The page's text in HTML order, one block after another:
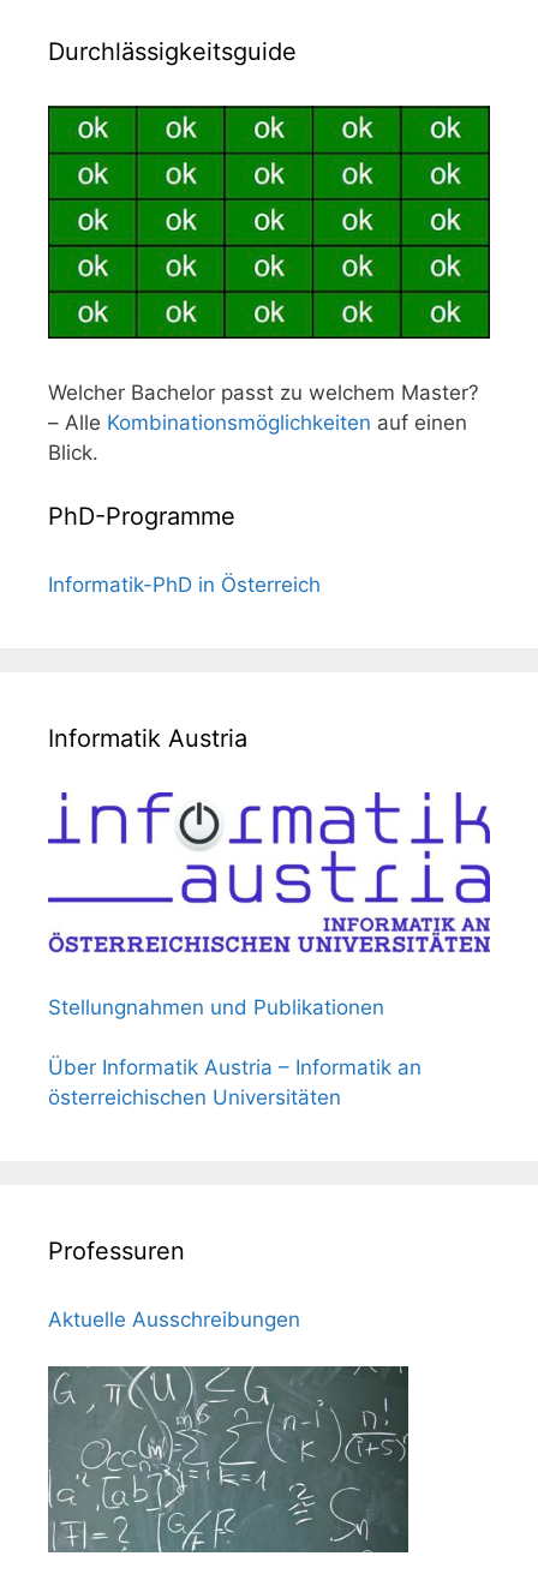
Durchlässigkeitsguide
Welcher Bachelor passt zu welchem Master?
– Alle Kombinationsmöglichkeiten auf einen
Blick.
PhD-Programme
Informatik-PhD in Österreich
Informatik Austria
Stellungnahmen und Publikationen
Über Informatik Austria – Informatik an
österreichischen Universitäten
Professuren
Aktuelle Ausschreibungen